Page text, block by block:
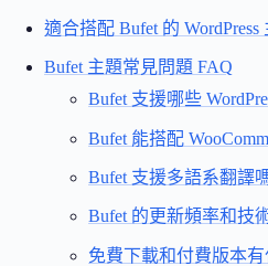
適合搭配 Bufet 的 WordPress
Bufet 主題常見問題 FAQ
Bufet 支援哪些
Bufet 能搭配
Bufet 支援多語系翻譯
Bufet 的更新頻率和技
免費下載和付費版本有